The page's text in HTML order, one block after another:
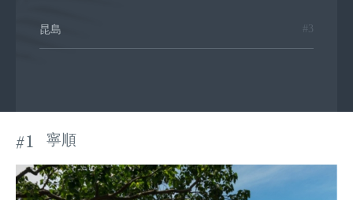
昆島 #3
#1 寧順